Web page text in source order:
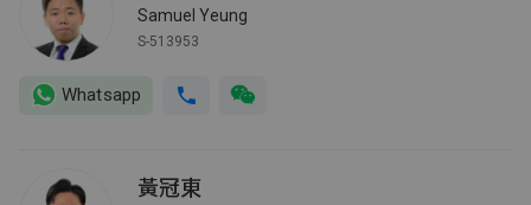
Samuel Yeung
S-513953
Whatsapp
黃冠東